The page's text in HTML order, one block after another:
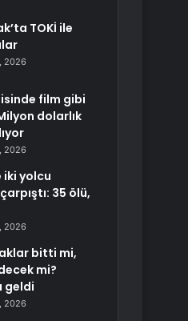
TOKİ ile
2026
film gibi
dolarlık
2026
iki yolcu
35 ölü,
2026
bitti mi,
mi?
geldi
2026